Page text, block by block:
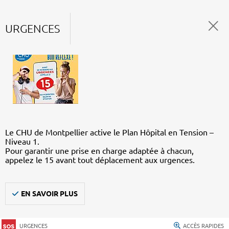
URGENCES
Le CHU de Montpellier active le Plan Hôpital en Tension –
Niveau 1.
Pour garantir une prise en charge adaptée à chacun,
appelez le 15 avant tout déplacement aux urgences.
EN SAVOIR PLUS
URGENCES ACCÈS RAPIDES